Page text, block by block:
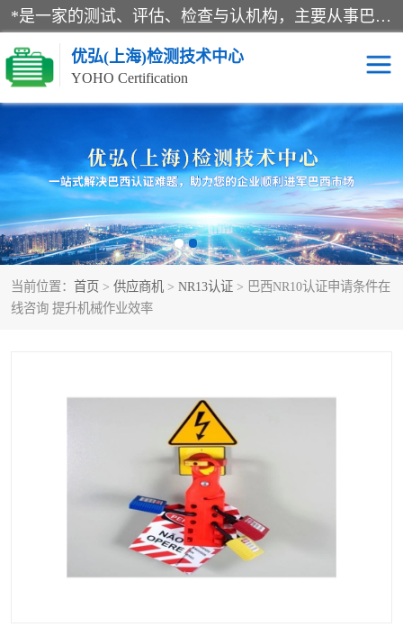
*是一家的测试、评估、检查与认机构，主要从事巴西NR10认证、NR12认证、NR13认证；ANATEL认证、INMTRO认证，欧盟CE认证：MD认证，PED认证，MID认证，ATEX认证，德国蓝色天使认证。
优弘(上海)检测技术中心
YOHO Certification
当前位置： 首页 > 供应商机 > NR13认证 > 巴西NR10认证申请条件在
线咨询 提升机械作业效率
RECYCLASS认证 NR10认证
NR12认证 NR13认证
ART认证 巴西NR认证
巴西认证 RETIE认证